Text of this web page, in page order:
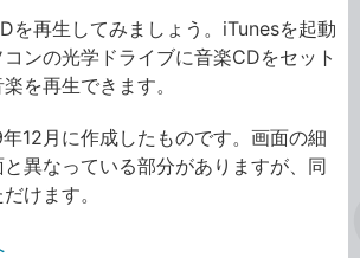
を再生してみましょう。iTunesを起動
ンの光学ドライブに音楽CDをセット
を再生できます。
12月に作成したものです。画面の細
異なっている部分がありますが、同
けます。